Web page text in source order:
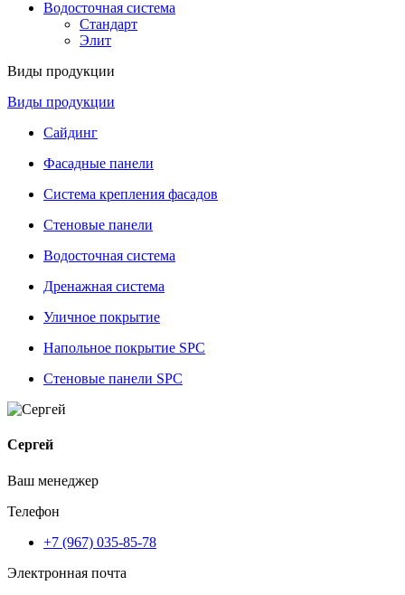
Водосточная система
Стандарт
Элит
Виды продукции
Виды продукции
Сайдинг
Фасадные панели
Система крепления фасадов
Стеновые панели
Водосточная система
Дренажная система
Уличное покрытие
Напольное покрытие SPC
Стеновые панели SPC
Сергей
Ваш менеджер
Телефон
+7 (967) 035-85-78
Электронная почта